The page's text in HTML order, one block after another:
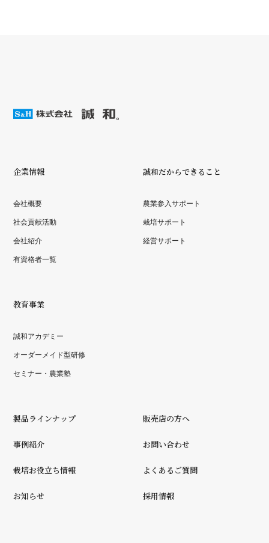
企業情報
会社概要
社会貢献活動
会社紹介
有資格者一覧
誠和だからできること
農業参入サポート
栽培サポート
経営サポート
教育事業
誠和アカデミー
オーダーメイド型研修
セミナー・農業塾
製品ラインナップ
事例紹介
栽培お役立ち情報
お知らせ
販売店の方へ
お問い合わせ
よくあるご質問
採用情報